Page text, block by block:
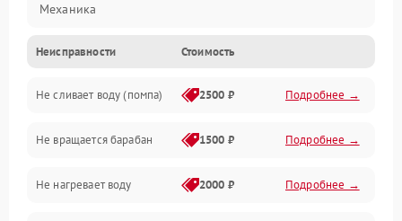
Механика
Электропитание
Водоснабжение
Слив
Программное обеспечение
Неисправности Стоимость
Не сливает воду (помпа) 2500 ₽ Подробнее →
Не вращается барабан 1500 ₽ Подробнее →
Не нагревает воду 2000 ₽ Подробнее →